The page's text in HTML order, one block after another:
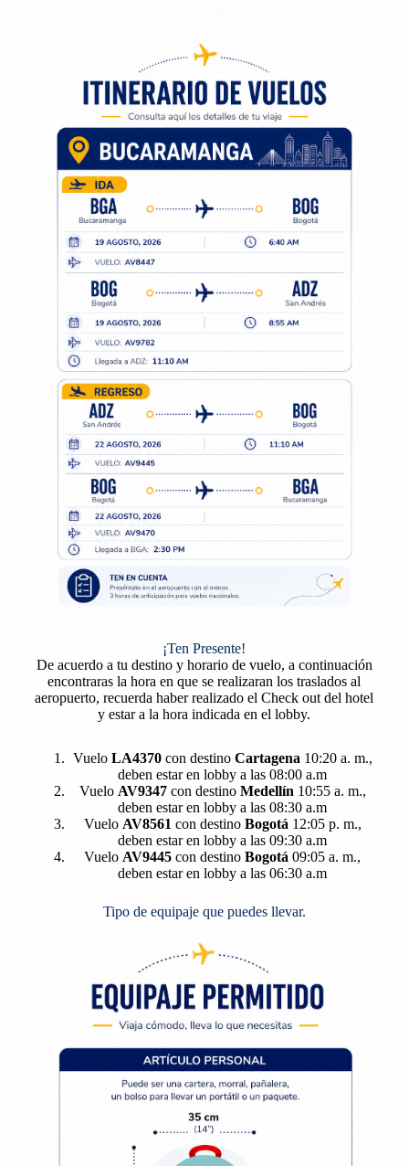
¡Ten Presente!
De acuerdo a tu destino y horario de vuelo, a continuación
encontraras la hora en que se realizaran los traslados al
aeropuerto, recuerda haber realizado el Check out del hotel
y estar a la hora indicada en el lobby.
Vuelo LA4370 con destino Cartagena 10:20 a. m.,
deben estar en lobby a las 08:00 a.m
Vuelo AV9347 con destino Medellín 10:55 a. m.,
deben estar en lobby a las 08:30 a.m
Vuelo AV8561 con destino Bogotá 12:05 p. m.,
deben estar en lobby a las 09:30 a.m
Vuelo AV9445con destinoBogotá09:05 a. m.,
deben estar en lobby a las 06:30 a.m
Tipo de equipaje que puedes llevar.